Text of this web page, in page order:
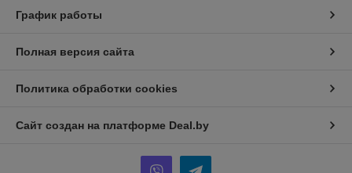
График работы
Полная версия сайта
Политика обработки cookies
Сайт создан на платформе Deal.by